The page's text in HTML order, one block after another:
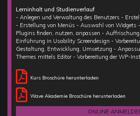
Lerninhalt und Studienverlauf
- Anlegen und Verwaltung des Benutzers -
- Erstellung von Menüs - Auswahl von Widgets
Plugins finden, nutzen, anpassen -
Einführung in Usability Screendesign -
Gestaltung, Entwicklung, Umsetzung -
Themes mittels Editor - Vorbereitung der WP-
Kurs Broschüre herunterladen
Wave Akademie Broschüre herunterladen
ONLINE